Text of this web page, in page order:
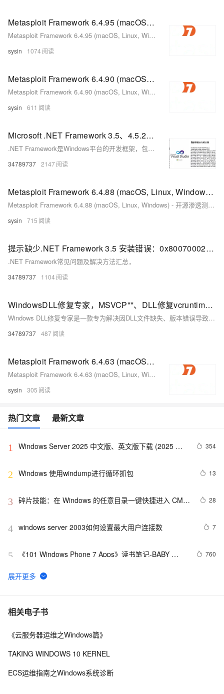
Metasploit Framework 6.4.95 (macOS, Linux, Windows) - 开源渗透测试框架
Metasploit Framework 6.4.95 (macOS, Linux, Windows) - 开源渗透测试框架
sysin 1074
Metasploit Framework 6.4.90 (macOS, Linux, Windows) - 开源渗透测试框架
Metasploit Framework 6.4.90 (macOS, Linux, Windows) - 开源渗透测试框架
sysin 611
Microsoft .NET Framework 3.5、4.5.2、4.8.1,适用于 Windows 版本的 .NET,Microsoft C Runtime等下载
.NET Framework是Windows平台的开发框架，包含CLR和FCL，支持多种语言开发桌面、Web应用。常用版本有3.5、4.5.2、4.8.1，系统可同时安装多个版本，确保软件兼容运行。
34789737 2147
Metasploit Framework 6.4.88 (macOS, Linux, Windows) - 开源渗透测试框架
Metasploit Framework 6.4.88 (macOS, Linux, Windows) - 开源渗透测试框架
sysin 715
提示缺少.NET Framework 3.5 安装错误：0x80070002、0x800F0950\0x80004002
.NET Framework常见问题及解决方法汇总，
34789737 1104
WindowsDLL修复专家，MSVCP**、DLL修复vcruntime**、DLL修复、`.Net Framework`缺失、DirectX类DLL修复、VC运行库修复
Windows DLL修复专家是一款专为解决因DLL文件缺失、版本错误导致的软件或游戏无法运行问题的系统工具。它支持一键扫描和修复各类DLL异常，涵盖MSVCP、vcruntime、.NET Framework、DirectX等多种常见问题。具备自动检测、备份还原功能，确保修复过程安全可靠。适用于软件报错、系统异常及新系统适配场景，降低用户手动修复门槛，提升系统稳定性与兼容性。
34789737 487
Metasploit Framework 6.4.63 (macOS, Linux, Windows) - 开源渗透测试框架
Metasploit Framework 6.4.63 (macOS, Linux, Windows) - 开源渗透测试框架
sysin 305
热门文章 最新文章
1
Windows Server 2025 中文版、英文版下载 (2025 年
354
2 Windows 使用windump进行循环抓包 13
3 碎片技能：在 Windows 的任意目录一键快捷进入 CMD
28
4 windows server 2003如何设置最大用户连接数 7
5
《101 Windows Phone 7 Apps》读书笔记-BABY
760
6 新版Maps for Windows 10可更轻松驾驭复杂路径
7 音视频windows安装ffmpeg6.0并使用vs调试源码笔记
8 Web性能优化工具WebPageTest（三）——本地部署
Contract
相关电子书
《云服务器运维之Windows篇》
TAKING WINDOWS 10 KERNEL
ECS运维指南之Windows系统诊断